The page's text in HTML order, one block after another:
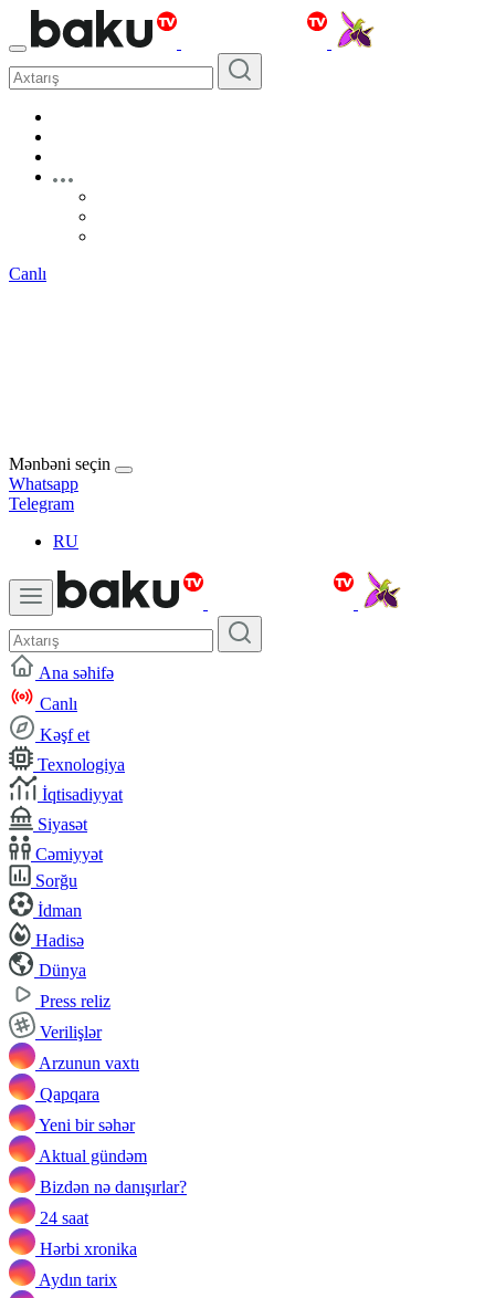
Canlı
Mənbəni seçin
Whatsapp
Telegram
RU
Ana səhifə
Canlı
Kəşf et
Texnologiya
İqtisadiyyat
Siyasət
Cəmiyyət
Sorğu
İdman
Hadisə
Dünya
Press reliz
Verilişlər
Arzunun vaxtı
Qapqara
Yeni bir səhər
Aktual gündəm
Bizdən nə danışırlar?
24 saat
Hərbi xronika
Aydın tarix